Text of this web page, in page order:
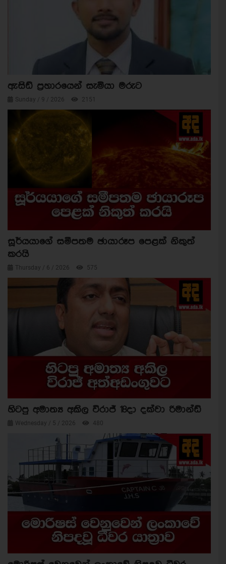
ඇසිඩ් ප්‍රහාරයෙන් සැමියා මරුට
Sunday / 9 / 2026 2151
සූර්යයාගේ සමීපතම ඡායාරූප පෙළක් නිකුත්
කරයි
Thursday / 6 / 2026 575
හිටපු අමාත්‍ය අකිල විරාජ් 18දා දක්වා රිමාන්ඩ්
Wednesday / 5 / 2026 480